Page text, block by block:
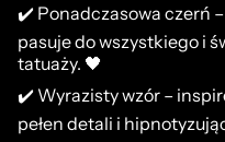
✔️ Ponadczasowa czerń
pasuje do wszystkiego i
tatuaży. 🖤
✔️ Wyrazisty wzór –
pełen detali i